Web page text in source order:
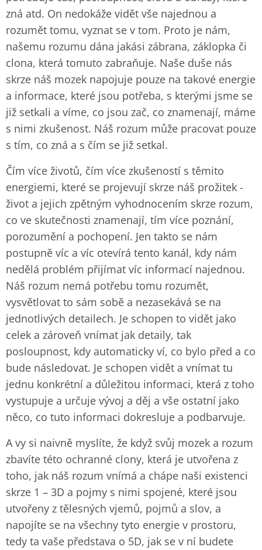
zná atd. On nedokáže vidět vše najednou a
rozumět tomu, vyznat se v tom. Proto je nám,
našemu rozumu dána jakási zábrana, záklopka či
clona, která tomuto zabraňuje. Naše duše nás
skrze náš mozek napojuje pouze na takové energie
a informace, které jsou potřeba, s kterými jsme se
již setkali a víme, co jsou zač, co znamenají, máme
s nimi zkušenost. Náš rozum může pracovat pouze
s tím, co zná a s čím se již setkal.
Čím více životů, čím více zkušeností s těmito
energiemi, které se projevují skrze náš prožitek -
život a jejich zpětným vyhodnocením skrze rozum,
co ve skutečnosti znamenají, tím více poznání,
porozumění a pochopení. Jen takto se nám
postupně víc a víc otevírá tento kanál, kdy nám
nedělá problém přijímat víc informací najednou.
Náš rozum nemá potřebu tomu rozumět,
vysvětlovat to sám sobě a nezasekává se na
jednotlivých detailech. Je schopen to vidět jako
celek a zároveň vnímat jak detaily, tak
posloupnost, kdy automaticky ví, co bylo před a co
bude následovat. Je schopen vidět a vnímat tu
jednu konkrétní a důležitou informaci, která z toho
vystupuje a určuje vývoj a děj a vše ostatní jako
něco, co tuto informaci dokresluje a podbarvuje.
A vy si naivně myslíte, že když svůj mozek a rozum
zbavíte této ochranné clony, která je utvořena z
toho, jak náš rozum vnímá a chápe naši existenci
skrze 1 – 3D a pojmy s nimi spojené, které jsou
utvořeny z tělesných vjemů, pojmů a slov, a
napojíte se na všechny tyto energie v prostoru,
tedy ta vaše představa o 5D, jak se v ní budete